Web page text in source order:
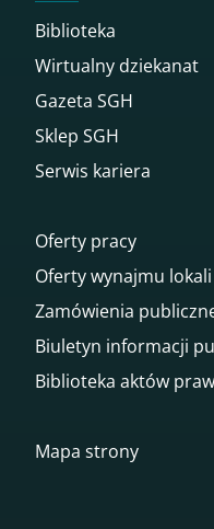
Biblioteka
Wirtualny dziekanat
Gazeta SGH
Sklep SGH
Serwis kariera
Oferty pracy
Oferty wynajmu lokali
Zamówienia
Biuletyn informacji
Biblioteka aktów
Mapa strony